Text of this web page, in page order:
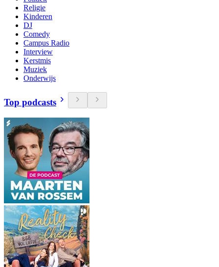
Religie
Kinderen
DJ
Comedy
Campus Radio
Interview
Kerstmis
Muziek
Onderwijs
Top podcasts